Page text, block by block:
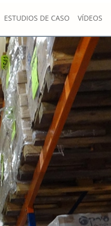
ESTUDIOS DE CASO VÍDEOS